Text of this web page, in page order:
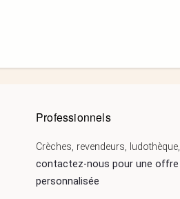
Professionnels
Crèches, revendeurs, ludothèque,
contactez-nous pour une offre
personnalisée